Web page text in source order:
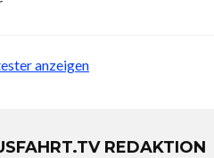
anzeigen
REDAKTION